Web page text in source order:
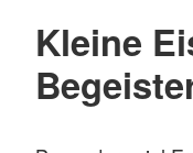
Kleine